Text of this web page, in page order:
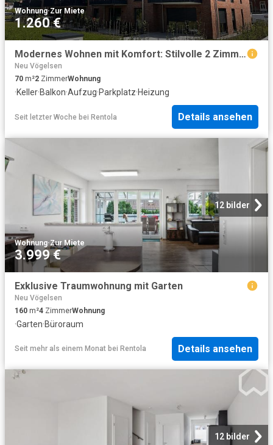
Wohnung·Zur Miete
1.260 €
Modernes Wohnen mit Komfort: Stilvolle 2 Zimmer Wohnung mit Balkon & Tiefgarage
Neu Vögelsen
70 m²2 ZimmerWohnung
·Keller·Balkon·Aufzug·Parkplatz·Heizung
Seit letzter Woche bei Rentola Details ansehen
12 bilder
Wohnung·Zur Miete
3.999 €
Exklusive Traumwohnung mit Garten
Neu Vögelsen
160 m²4 ZimmerWohnung
·Garten·Büroraum
Seit mehr als einem Monat bei Rentola Details ansehen
12 bilder